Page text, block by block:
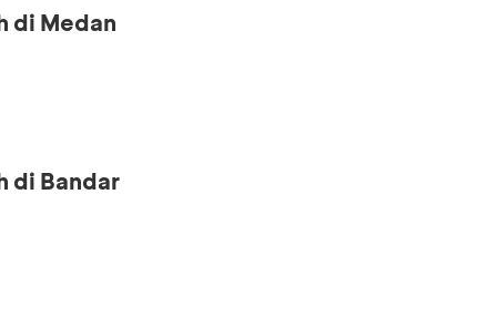
di Medan
di Bandar